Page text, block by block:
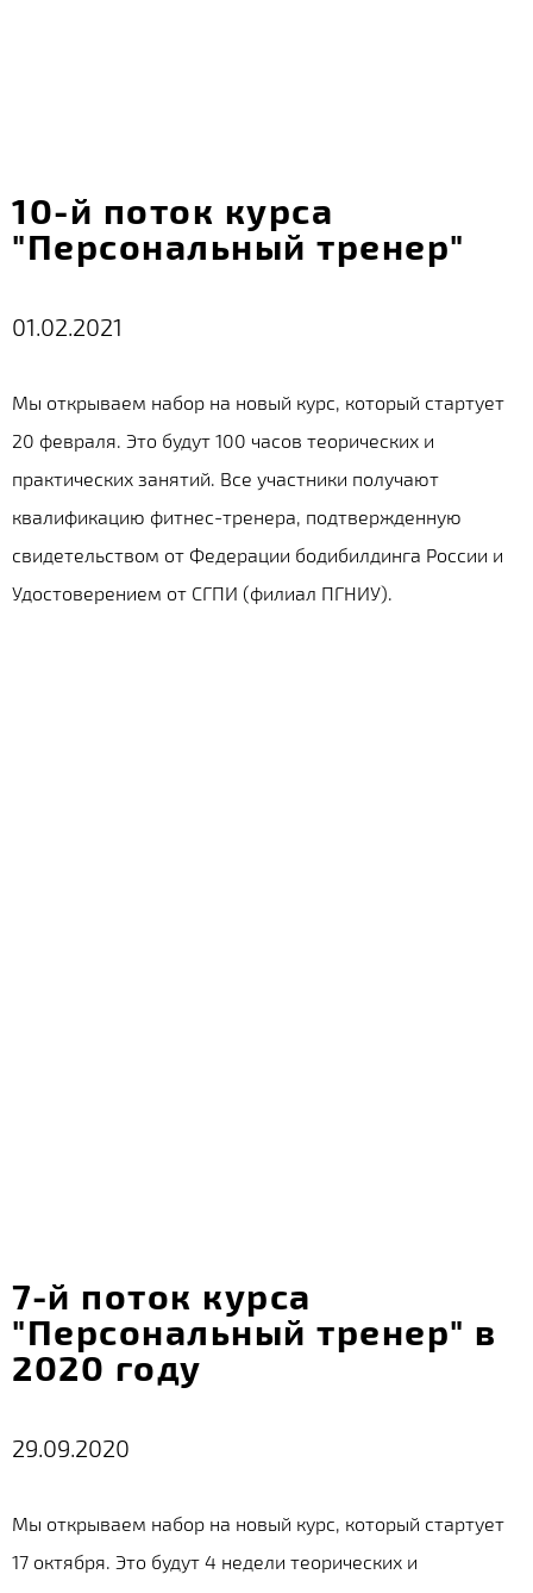
10-й поток курса
"Персональный тренер"
01.02.2021
Мы открываем набор на новый курс, который стартует
20 февраля. Это будут 100 часов теорических и
практических занятий. Все участники получают
квалификацию фитнес-тренера, подтвержденную
свидетельством от Федерации бодибилдинга России и
Удостоверением от СГПИ (филиал ПГНИУ).
7-й поток курса
"Персональный тренер" в
2020 году
29.09.2020
Мы открываем набор на новый курс, который стартует
17 октября. Это будут 4 недели теорических и